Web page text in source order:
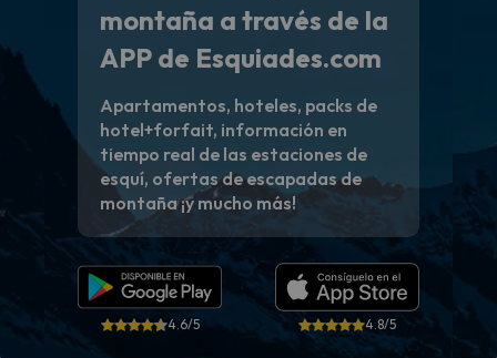
montaña a través de la
APP de Esquiades.com
Apartamentos, hoteles, packs de
hotel+forfait, información en
tiempo real de las estaciones de
esquí, ofertas de escapadas de
montaña ¡y mucho más!
4.6/5 4.8/5